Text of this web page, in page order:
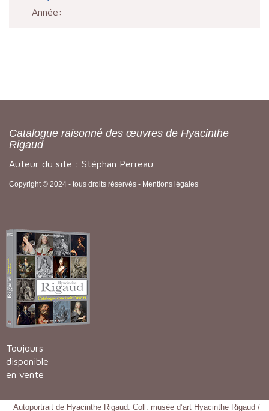
Année:
Catalogue raisonné des œuvres de Hyacinthe
Rigaud
Auteur du site : Stéphan Perreau
Copyright © 2024 - tous droits réservés - Mentions légales
Toujours
disponible
en vente
Autoportrait de Hyacinthe Rigaud. Coll. musée d’art Hyacinthe Rigaud /